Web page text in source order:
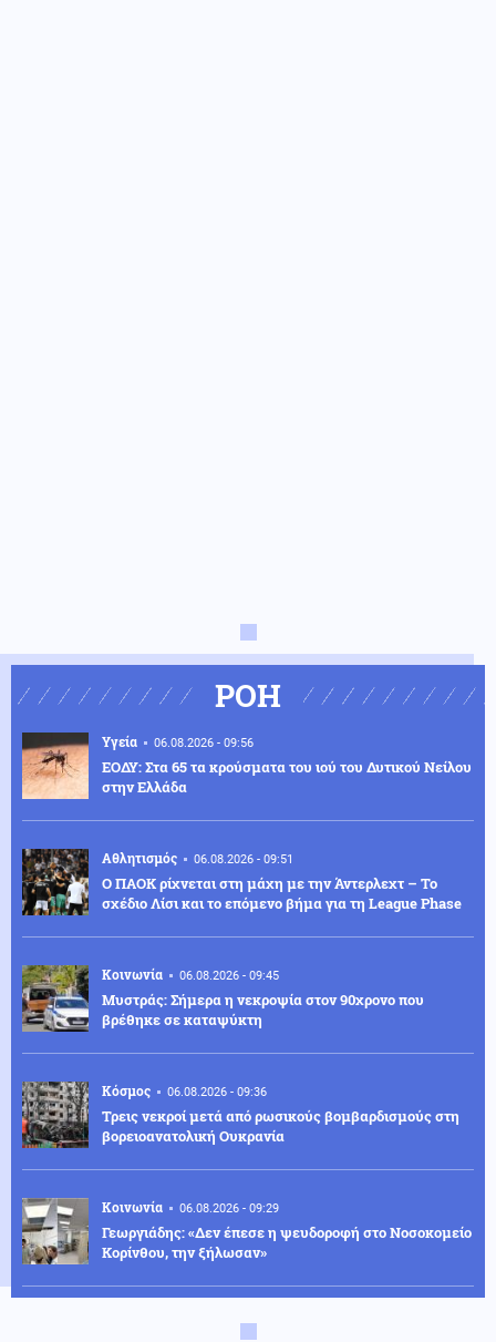
ΡΟΗ
Υγεία 06.08.2026 - 09:56
ΕΟΔΥ: Στα 65 τα κρούσματα του ιού του Δυτικού Νείλου
στην Ελλάδα
Αθλητισμός 06.08.2026 - 09:51
Ο ΠΑΟΚ ρίχνεται στη μάχη με την Άντερλεχτ – Το
σχέδιο Λίσι και το επόμενο βήμα για τη League Phase
Κοινωνία 06.08.2026 - 09:45
Μυστράς: Σήμερα η νεκροψία στον 90χρονο που
βρέθηκε σε καταψύκτη
Κόσμος 06.08.2026 - 09:36
Τρεις νεκροί μετά από ρωσικούς βομβαρδισμούς στη
βορειοανατολική Ουκρανία
Κοινωνία 06.08.2026 - 09:29
Γεωργιάδης: «Δεν έπεσε η ψευδοροφή στο Νοσοκομείο
Κορίνθου, την ξήλωσαν»
06.08.2026 - 09:29